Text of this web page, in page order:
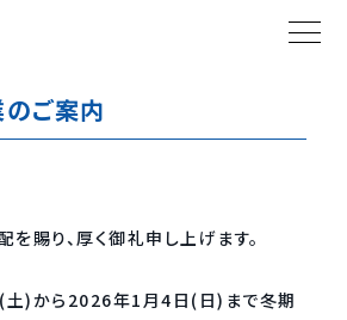
ご案内
賜り、厚く御礼申し上げます。
)から2026年1月4日(日)まで冬期